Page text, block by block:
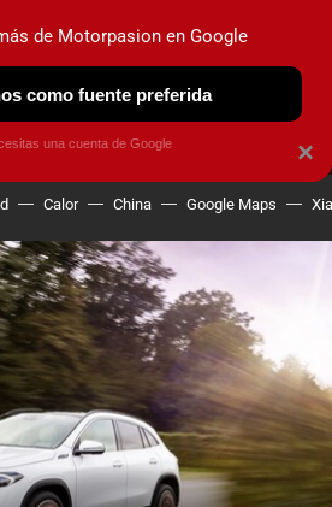
NUEVO
ELÉCTRICOS OBSERVATORIO
Calor China Google Maps
×
de Motorpasion en Google
como fuente preferida
una cuenta de Google